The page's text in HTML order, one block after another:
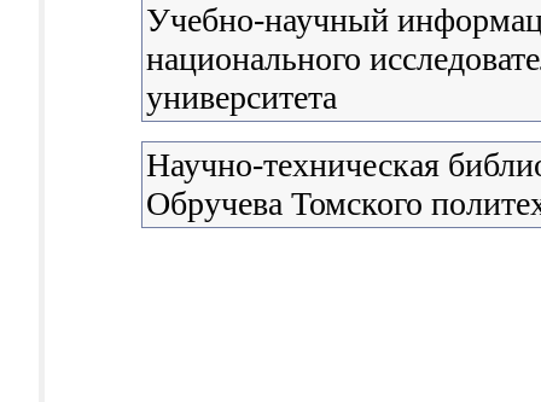
Учебно-научный
национального
университета
Научно-техническая
Обручева Томского